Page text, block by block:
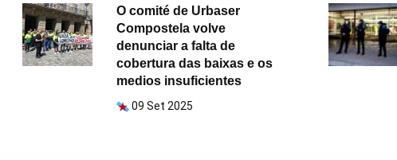
O comité de Urbaser
Compostela volve
denunciar a falta de
cobertura das baixas e os
medios insuficientes
09 Set 2025